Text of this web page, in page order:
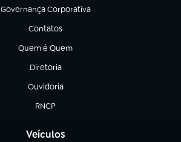
Governança Corporativa
(abre em nova aba)
Contatos
(abre em nova aba)
Quem é Quem
(abre em nova aba)
Diretoria
(abre em nova aba)
Ouvidoria
(abre em nova aba)
RNCP
(abre em nova aba)
Veículos